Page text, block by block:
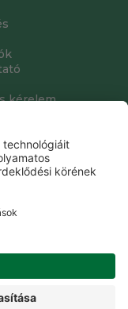
kérelem
All rights